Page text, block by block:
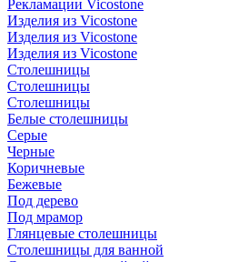
Рекламации Vicostone
Изделия из Vicostone
Изделия из Vicostone
Изделия из Vicostone
Столешницы
Столешницы
Столешницы
Белые столешницы
Серые
Черные
Коричневые
Бежевые
Под дерево
Под мрамор
Глянцевые столешницы
Столешницы для ванной